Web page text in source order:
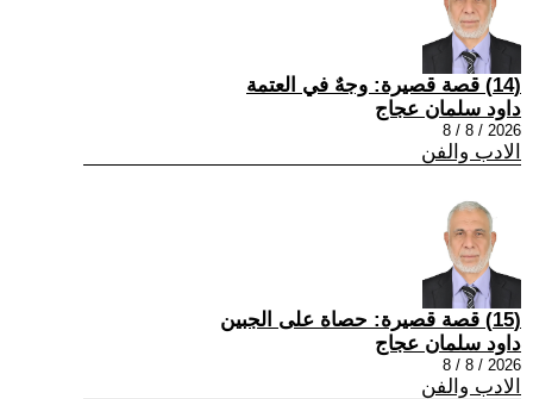
(14) قصة قصيرة: وجهٌ في العتمة
داود سلمان عجاج
2026 / 8 / 8
الادب والفن
(15) قصة قصيرة: حصاة على الجبين
داود سلمان عجاج
2026 / 8 / 8
الادب والفن